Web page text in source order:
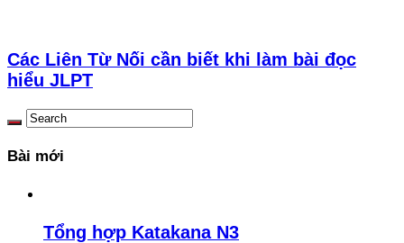
Các Liên Từ Nối cần biết khi làm bài đọc
hiểu JLPT
Bài mới
Tổng hợp Katakana N3